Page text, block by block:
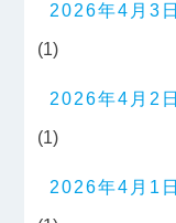
2026年4月3日
(1)
2026年4月2日
(1)
2026年4月1日